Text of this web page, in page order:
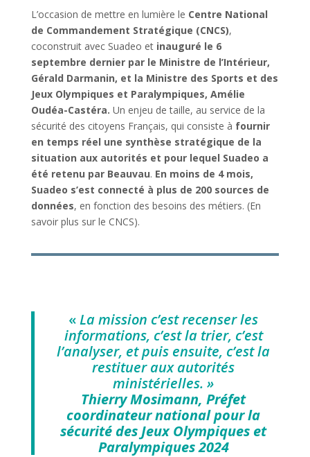
L’occasion de mettre en lumière le Centre National
de Commandement Stratégique (CNCS),
coconstruit avec Suadeo et inauguré le 6
septembre dernier par le Ministre de l’Intérieur,
Gérald Darmanin, et la Ministre des Sports et des
Jeux Olympiques et Paralympiques, Amélie
Oudéa-Castéra. Un enjeu de taille, au service de la
sécurité des citoyens Français, qui consiste à fournir
en temps réel une synthèse stratégique de la
situation aux autorités et pour lequel Suadeo a
été retenu par Beauvau. En moins de 4 mois,
Suadeo s’est connecté à plus de 200 sources de
données, en fonction des besoins des métiers. (En
savoir plus sur le CNCS).
«La mission c’est recenser les
informations, c’est la trier, c’est
l’analyser, et puis ensuite, c’est la
restituer aux autorités
ministérielles. »
Thierry Mosimann, Préfet
coordinateur national pour la
sécurité des Jeux Olympiques et
Paralympiques 2024